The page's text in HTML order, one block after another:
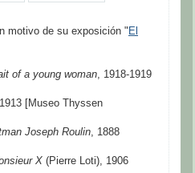
motivo de su exposición " El
of a young woman, 1918-1919
[Museo Thyssen
Joseph Roulin, 1888
X (Pierre Loti), 1906